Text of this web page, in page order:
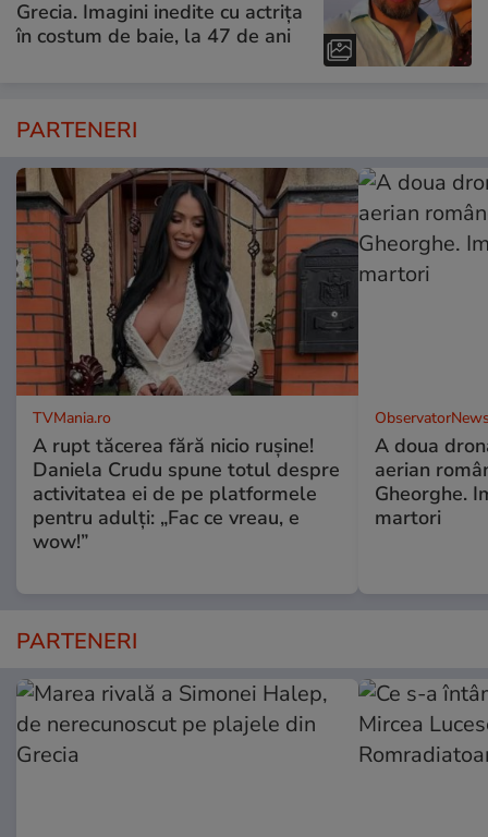
Grecia. Imagini inedite cu actrița
în costum de baie, la 47 de ani
PARTENERI
TVMania.ro
A rupt tăcerea fără nicio rușine!
Daniela Crudu spune totul despre
activitatea ei de pe platformele
pentru adulți: „Fac ce vreau, e
wow!”
A doua
aerian
Gheorghe.
martori
PARTENERI